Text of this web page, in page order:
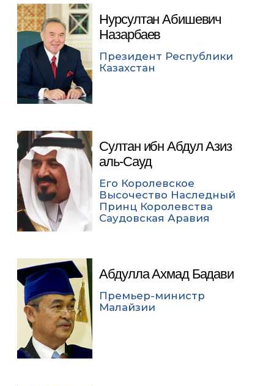
Нурсултан Абишевич
Назарбаев
Президент Республики
Казахстан
Султан ибн Абдул Азиз
аль-Сауд
Его Королевское
Высочество Наследный
Принц Королевства
Саудовская Аравия
Абдулла Ахмад Бадави
Премьер-министр
Малайзии